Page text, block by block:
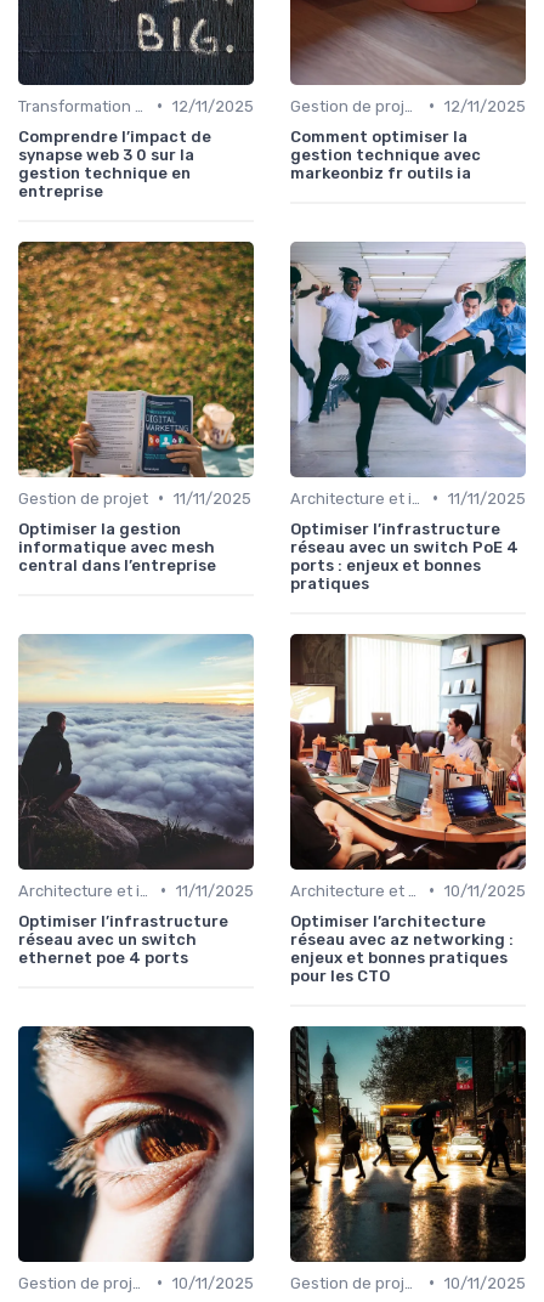
• 12/11/2025
Comprendre l’impact de
synapse web 3 0 sur la
gestion technique en
entreprise
• 12/11/2025
Comment optimiser la
gestion technique avec
markeonbiz fr outils ia
Gestion de projet • 11/11/2025
Optimiser la gestion
informatique avec mesh
central dans l’entreprise
• 11/11/2025
Optimiser l’infrastructure
réseau avec un switch PoE 4
ports : enjeux et bonnes
pratiques
• 11/11/2025
Optimiser l’infrastructure
réseau avec un switch
ethernet poe 4 ports
• 10/11/2025
Optimiser l’architecture
réseau avec az networking :
enjeux et bonnes pratiques
pour les CTO
• 10/11/2025
• 10/11/2025